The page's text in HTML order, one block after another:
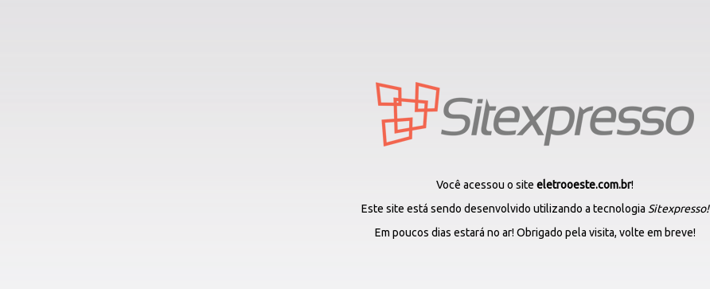
Você acessou o site eletrooeste.com.br!
Este site está sendo desenvolvido utilizando a tecnologia Sitexpresso!
Em poucos dias estará no ar! Obrigado pela visita, volte em breve!